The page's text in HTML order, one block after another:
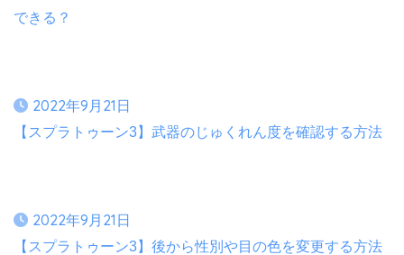
できる？
2022年9月21日
【スプラトゥーン3】武器のじゅくれん度を確認する方法
2022年9月21日
【スプラトゥーン3】後から性別や目の色を変更する方法